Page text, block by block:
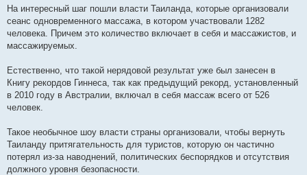
На интересный шаг пошли власти Таиланда, которые организовали
сеанс одновременного массажа, в котором участвовали 1282
человека. Причем это количество включает в себя и массажистов, и
массажируемых.
Естественно, что такой нерядовой результат уже был занесен в
Книгу рекордов Гиннеса, так как предыдущий рекорд, установленный
в 2010 году в Австралии, включал в себя массаж всего от 526
человек.
Такое необычное шоу власти страны организовали, чтобы вернуть
Таиланду притягательность для туристов, которую он частично
потерял из-за наводнений, политических беспорядков и отсутствия
должного уровня безопасности.